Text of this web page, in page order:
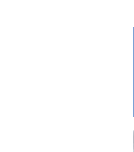
実績
メデ